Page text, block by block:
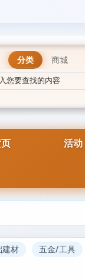
分类 商城
活动
建材 五金/工具